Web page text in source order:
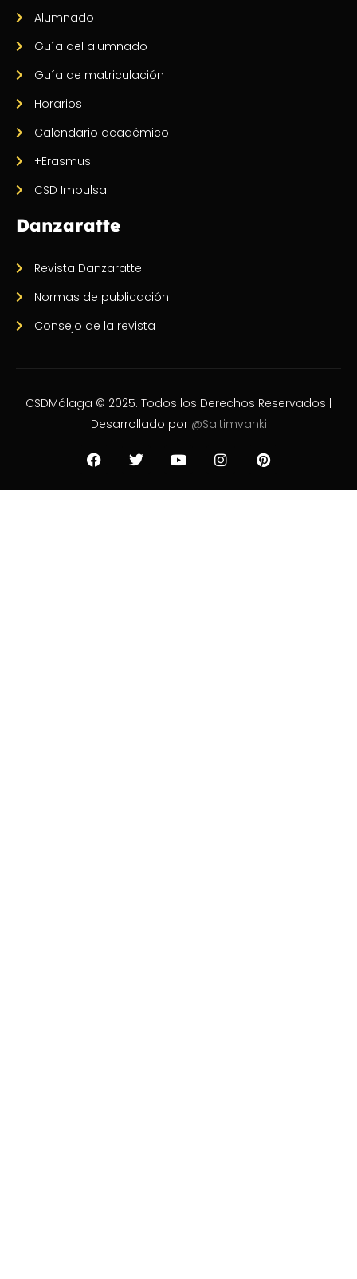
Alumnado
Guía del alumnado
Guía de matriculación
Horarios
Calendario académico
+Erasmus
CSD Impulsa
Danzaratte
Revista Danzaratte
Normas de publicación
Consejo de la revista
CSDMálaga © 2025. Todos los Derechos Reservados |
Desarrollado por @Saltimvanki